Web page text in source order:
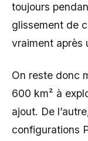
toujours
glissement de
vraiment après
On reste donc
600 km² à
ajout. De
configurations